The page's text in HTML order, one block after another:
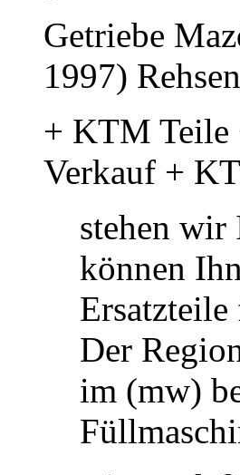
Getriebe
1997) Rehsen
+ KTM Teile
Verkauf +
stehen
können
Der
im (mw)